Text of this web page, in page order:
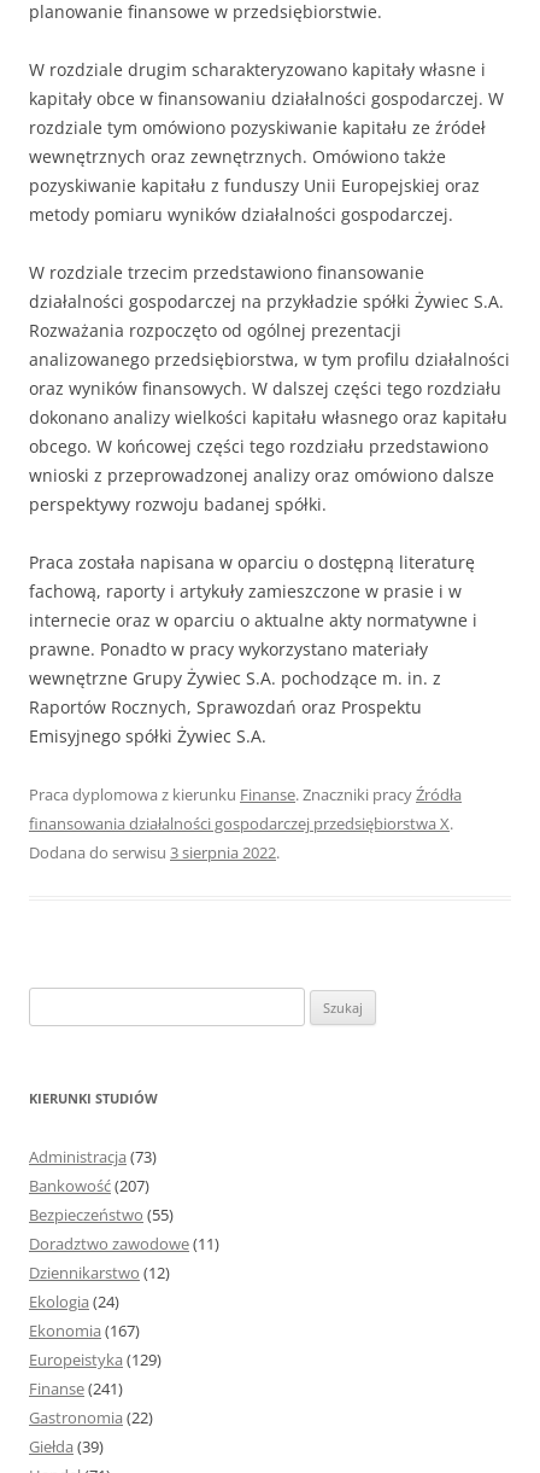
planowanie finansowe w przedsiębiorstwie.
W rozdziale drugim scharakteryzowano kapitały własne i
kapitały obce w finansowaniu działalności gospodarczej. W
rozdziale tym omówiono pozyskiwanie kapitału ze źródeł
wewnętrznych oraz zewnętrznych. Omówiono także
pozyskiwanie kapitału z funduszy Unii Europejskiej oraz
metody pomiaru wyników działalności gospodarczej.
W rozdziale trzecim przedstawiono finansowanie
działalności gospodarczej na przykładzie spółki Żywiec S.A.
Rozważania rozpoczęto od ogólnej prezentacji
analizowanego przedsiębiorstwa, w tym profilu działalności
oraz wyników finansowych. W dalszej części tego rozdziału
dokonano analizy wielkości kapitału własnego oraz kapitału
obcego. W końcowej części tego rozdziału przedstawiono
wnioski z przeprowadzonej analizy oraz omówiono dalsze
perspektywy rozwoju badanej spółki.
Praca została napisana w oparciu o dostępną literaturę
fachową, raporty i artykuły zamieszczone w prasie i w
internecie oraz w oparciu o aktualne akty normatywne i
prawne. Ponadto w pracy wykorzystano materiały
wewnętrzne Grupy Żywiec S.A. pochodzące m. in. z
Raportów Rocznych, Sprawozdań oraz Prospektu
Emisyjnego spółki Żywiec S.A.
Praca dyplomowa z kierunku Finanse. Znaczniki pracyŹródła
finansowania działalności gospodarczej przedsiębiorstwa X.
Dodana do serwisu 3 sierpnia 2022.
z
KIERUNKI STUDIÓW
Administracja (73)
Bankowość(207)
Bezpieczeństwo (55)
Doradztwo zawodowe(11)
Dziennikarstwo (12)
Ekologia (24)
Ekonomia (167)
Europeistyka (129)
Finanse(241)
Gastronomia (22)
Giełda (39)